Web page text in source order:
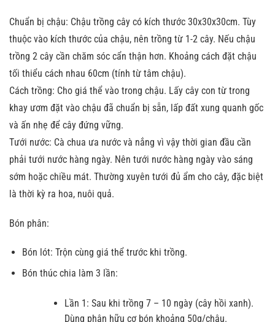
Chuẩn bị chậu: Chậu trồng cây có kích thước 30x30x30cm. Tùy
thuộc vào kích thước của chậu, nên trồng từ 1-2 cây. Nếu chậu
trồng 2 cây cần chăm sóc cẩn thận hơn. Khoảng cách đặt chậu
tối thiểu cách nhau 60cm (tính từ tâm chậu).
Cách trồng: Cho giá thể vào trong chậu. Lấy cây con từ trong
khay ươm đặt vào chậu đã chuẩn bị sẵn, lấp đất xung quanh gốc
và ấn nhẹ để cây đứng vững.
Tưới nước: Cà chua ưa nước và nắng vì vậy thời gian đầu cần
phải tưới nước hàng ngày. Nên tưới nước hàng ngày vào sáng
sớm hoặc chiều mát. Thường xuyên tưới đủ ẩm cho cây, đặc biệt
là thời kỳ ra hoa, nuôi quả.
Bón phân:
Bón lót: Trộn cùng giá thể trước khi trồng.
Bón thúc chia làm 3 lần:
Lần 1: Sau khi trồng 7 – 10 ngày (cây hồi xanh).
Dùng phân hữu cơ bón khoảng 50g/chậu.